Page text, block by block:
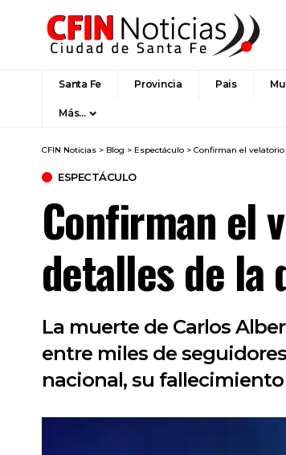
Santa Fe Provincia Pais
Más…
CFIN Noticias > Blog > Espectáculo > Confirman el velatorio
ESPECTÁCULO
Confirman el
detalles de la
La muerte de Carlos
entre miles de
nacional, su